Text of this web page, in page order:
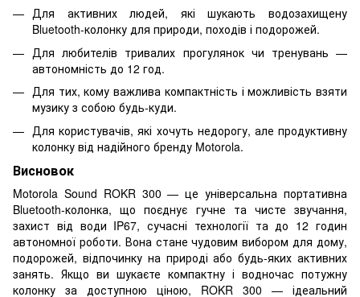
Для активних людей, які шукають водозахищену
Bluetooth-колонку для природи, походів і подорожей.
Для любителів тривалих прогулянок чи тренувань —
автономність до 12 год.
Для тих, кому важлива компактність і можливість взяти
музику з собою будь-куди.
Для користувачів, які хочуть недорогу, але продуктивну
колонку від надійного бренду Motorola.
Висновок
Motorola Sound ROKR 300 — це універсальна портативна
Bluetooth-колонка, що поєднує гучне та чисте звучання,
захист від води IP67, сучасні технології та до 12 годин
автономної роботи. Вона стане чудовим вибором для дому,
подорожей, відпочинку на природі або будь-яких активних
занять. Якщо ви шукаєте компактну і водночас потужну
колонку за доступною ціною, ROKR 300 — ідеальний